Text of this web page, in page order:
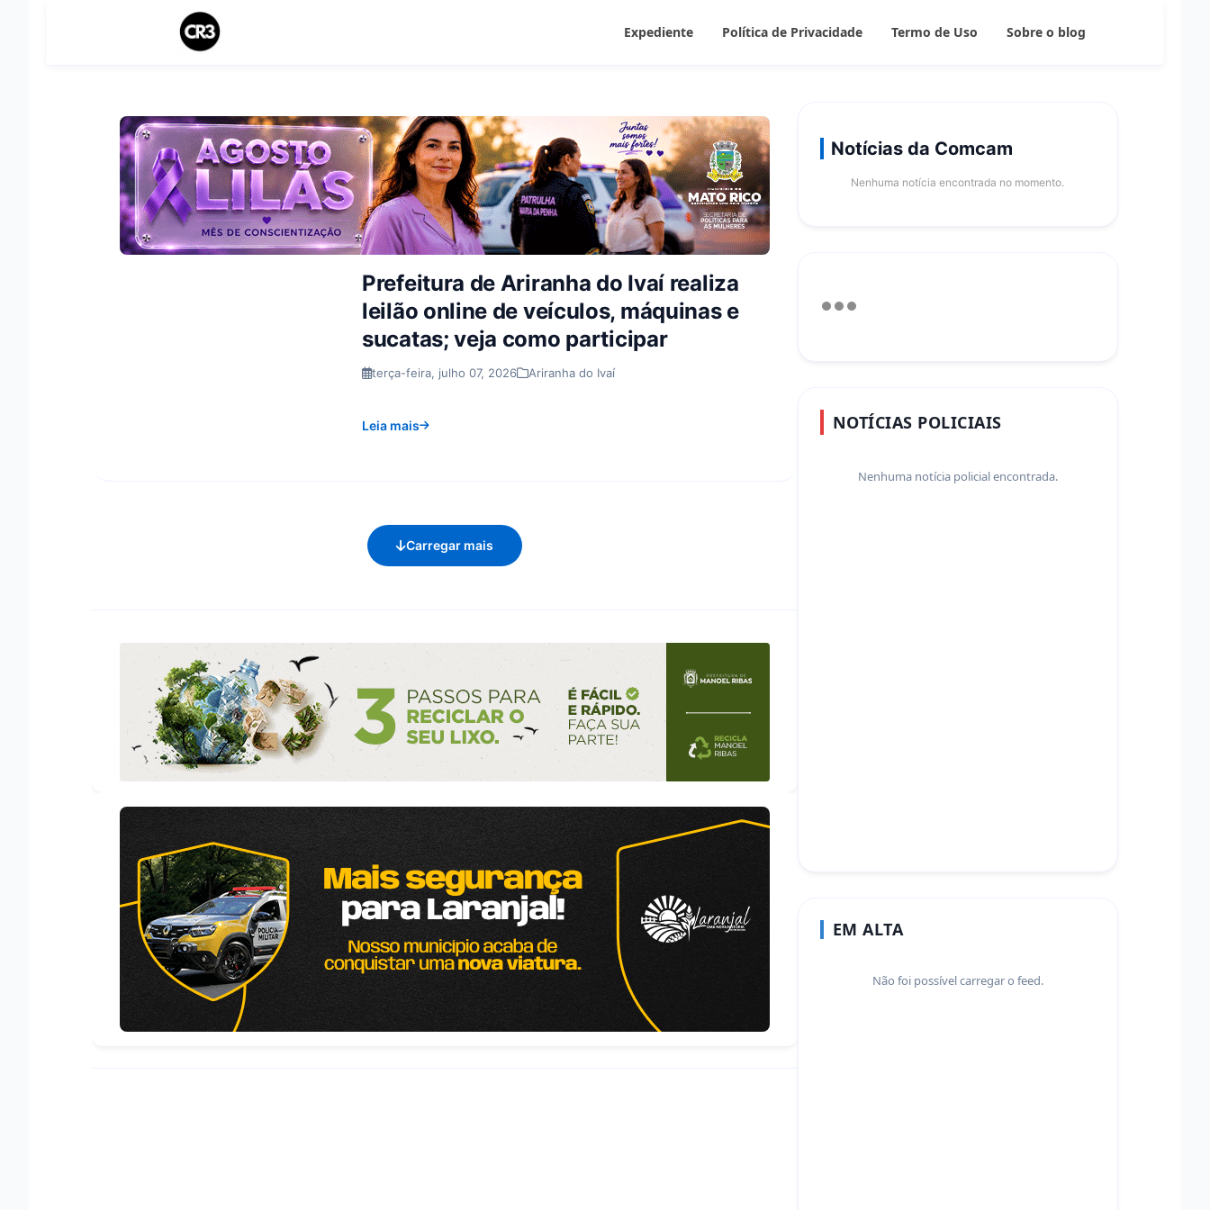
Expediente Política de Privacidade Termo de Uso Sobre o blog
Prefeitura de Ariranha do Ivaí realiza
leilão online de veículos, máquinas e
sucatas; veja como participar
terça-feira, julho 07, 2026 Ariranha do Ivaí
Leia mais
Carregar mais
Notícias da Comcam
Nenhuma notícia encontrada no momento.
NOTÍCIAS POLICIAIS
Nenhuma notícia policial encontrada.
EM ALTA
Não foi possível carregar o feed.